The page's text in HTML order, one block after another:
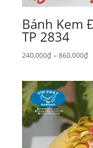
Bánh Kem
TP 2834
240,000₫ – 860,000₫